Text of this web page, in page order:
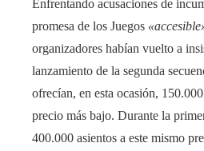
Enfrentando acusaciones de
promesa de los Juegos
organizadores habían vuelto a
lanzamiento de la segunda
ofrecían, en esta ocasión,
precio más bajo. Durante la
400.000 asientos a este mismo